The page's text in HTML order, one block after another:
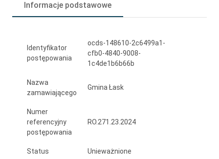
Historii
Informacje podstawowe
Identyfikator
postępowania
ocds-148610-2c6499a1-
cfb0-4840-9008-
1c4de1b6b66b
Nazwa
zamawiającego
Gmina Łask
Numer
referencyjny
postępowania
RO.271.23.2024
Status Unieważnione